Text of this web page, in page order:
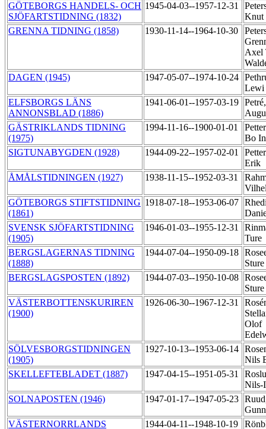
GÖTEBORGS HANDELS- OCH
SJÖFARTSTIDNING (1832)
1945-04-03--1957-12-31
Knut
GRENNA TIDNING (1858)
1930-11-14--1964-10-30
Axel
DAGEN (1945)
1947-05-07--1974-10-24
Lewi
ELFSBORGS LÄNS
ANNONSBLAD (1886)
1941-06-01--1957-03-19
GÄSTRIKLANDS TIDNING
(1975)
1994-11-16--1900-01-01
Bo
SIGTUNABYGDEN (1928)
1944-09-22--1957-02-01
Erik
ÅMÅLSTIDNINGEN (1927)
1938-11-15--1952-03-31
GÖTEBORGS STIFTSTIDNING
(1861)
1918-07-18--1953-06-07
SVENSK SJÖFARTSTIDNING
(1905)
1946-01-03--1955-12-31
Ture
BERGSLAGERNAS TIDNING
(1888)
1944-07-04--1950-09-18
Sture
BERGSLAGSPOSTEN (1892)
1944-07-03--1950-10-08
Sture
VÄSTERBOTTENSKURIREN
(1900)
1926-06-30--1967-12-31
Olof
SÖLVESBORGSTIDNINGEN
(1905)
1927-10-13--1953-06-14
Nils
SKELLEFTEBLADET (1887)
1947-04-15--1951-05-31
Nils-
SOLNAPOSTEN (1946)
1947-01-17--1947-05-23
VÄSTERNORRLANDS
1944-04-11--1948-10-19